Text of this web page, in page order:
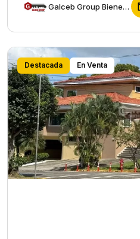
Galceb Group Bienes Raices
Destacada En Venta